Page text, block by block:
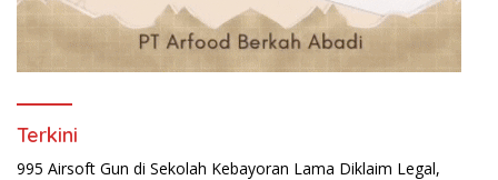
Terkini
995 Airsoft Gun di Sekolah Kebayoran Lama Diklaim Legal,